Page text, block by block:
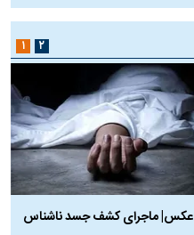
عکس| ماجرای کشف جسد ناشناس
۱ ۲